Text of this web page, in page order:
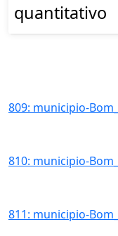
quantitativo